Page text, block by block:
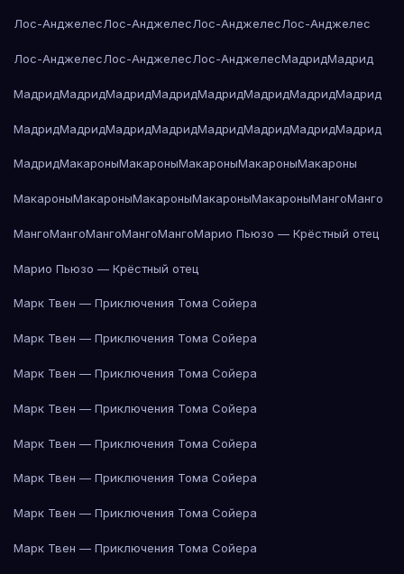
Лос-АнджелесЛос-АнджелесЛос-АнджелесЛос-Анджелес
Лос-АнджелесЛос-АнджелесЛос-АнджелесМадридМадрид
МадридМадридМадридМадридМадридМадридМадридМадрид
МадридМадридМадридМадридМадридМадридМадридМадрид
МадридМакароныМакароныМакароныМакароныМакароны
МакароныМакароныМакароныМакароныМакароныМангоМанго
МангоМангоМангоМангоМангоМарио Пьюзо — Крёстный отец
Марио Пьюзо — Крёстный отец
Марк Твен — Приключения Тома Сойера
Марк Твен — Приключения Тома Сойера
Марк Твен — Приключения Тома Сойера
Марк Твен — Приключения Тома Сойера
Марк Твен — Приключения Тома Сойера
Марк Твен — Приключения Тома Сойера
Марк Твен — Приключения Тома Сойера
Марк Твен — Приключения Тома Сойера